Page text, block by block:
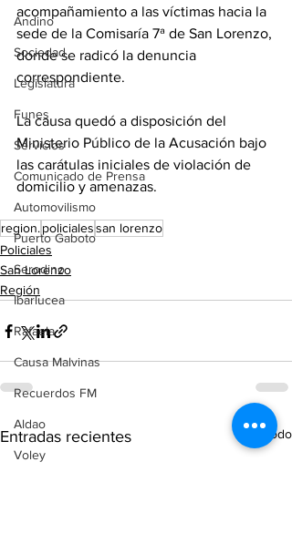
Andino
Sociedad
Legislatura
Funes
Servicios
Comunicado de Prensa
Automovilismo
Puerto Gaboto
Serodino
Ibarlucea
Rafaela
Causa Malvinas
Recuerdos FM
Aldao
Voley
acompañamiento a las víctimas hacia la
sede de la Comisaría 7ª de San Lorenzo,
donde se radicó la denuncia
correspondiente.
La causa quedó a disposición del
Ministerio Público de la Acusación bajo
las carátulas iniciales de violación de
domicilio y amenazas.
region.policialessan lorenzo
Policiales
San Lorenzo
Región
Entradas recientes Ver todo